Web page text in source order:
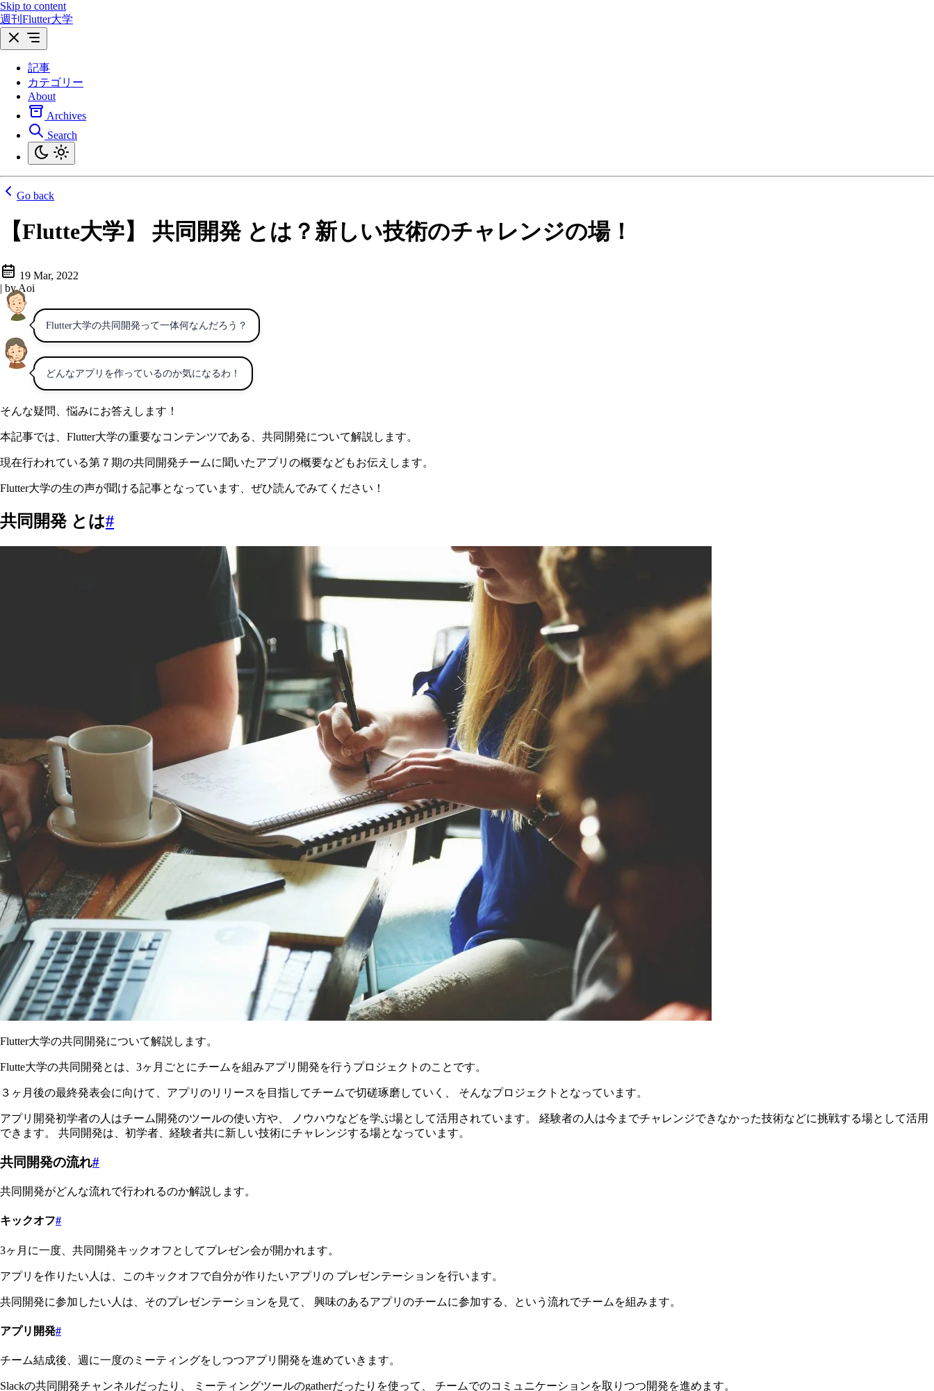
Skip to content
週刊Flutter大学
記事
カテゴリー
About
Archives
Search
Go back
【Flutte大学】 共同開発 とは？新しい技術のチャレンジの場！
19 Mar, 2022
| by Aoi
Flutter大学の共同開発って一体何なんだろう？
どんなアプリを作っているのか気になるわ！
そんな疑問、悩みにお答えします！
本記事では、Flutter大学の重要なコンテンツである、共同開発について解説します。
現在行われている第７期の共同開発チームに聞いたアプリの概要などもお伝えします。
Flutter大学の生の声が聞ける記事となっています、ぜひ読んでみてください！
共同開発 とは#
Flutter大学の共同開発について解説します。
Flutte大学の共同開発とは、3ヶ月ごとにチームを組みアプリ開発を行うプロジェクトのことです。
３ヶ月後の最終発表会に向けて、アプリのリリースを目指してチームで切磋琢磨していく、 そんなプロジェクトとなっています。
アプリ開発初学者の人はチーム開発のツールの使い方や、 ノウハウなどを学ぶ場として活用されています。 経験者の人は今までチャレンジできなかった技術などに挑戦する場として活用
できます。 共同開発は、初学者、経験者共に新しい技術にチャレンジする場となっています。
共同開発の流れ#
共同開発がどんな流れで行われるのか解説します。
キックオフ#
3ヶ月に一度、共同開発キックオフとしてプレゼン会が開かれます。
アプリを作りたい人は、このキックオフで自分が作りたいアプリの プレゼンテーションを行います。
共同開発に参加したい人は、そのプレゼンテーションを見て、 興味のあるアプリのチームに参加する、という流れでチームを組みます。
アプリ開発#
チーム結成後、週に一度のミーティングをしつつアプリ開発を進めていきます。
Slackの共同開発チャンネルだったり、 ミーティングツールのgatherだったりを使って、 チームでのコミュニケーションを取りつつ開発を進めます。